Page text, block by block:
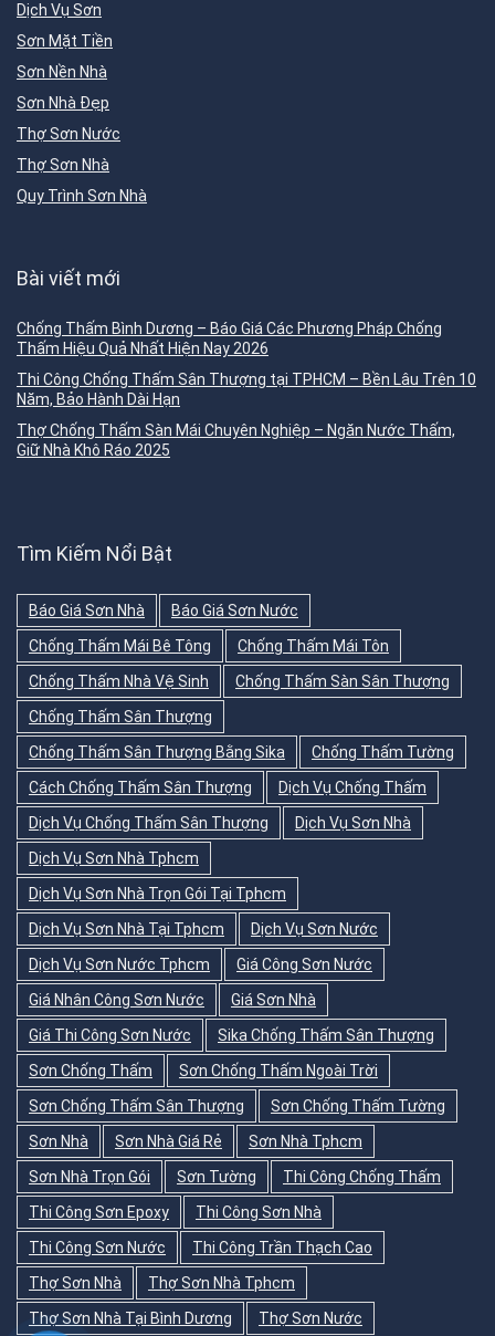
Dịch Vụ Sơn
Sơn Mặt Tiền
Sơn Nền Nhà
Sơn Nhà Đẹp
Thợ Sơn Nước
Thợ Sơn Nhà
Quy Trình Sơn Nhà
Bài viết mới
Chống Thấm Bình Dương – Báo Giá Các Phương Pháp Chống
Thấm Hiệu Quả Nhất Hiện Nay 2026
Thi Công Chống Thấm Sân Thượng tại TPHCM – Bền Lâu Trên 10
Năm, Bảo Hành Dài Hạn
Thợ Chống Thấm Sàn Mái Chuyên Nghiệp – Ngăn Nước Thấm,
Giữ Nhà Khô Ráo 2025
Tìm Kiếm Nổi Bật
Báo Giá Sơn Nhà
Báo Giá Sơn Nước
Chống Thấm Mái Bê Tông
Chống Thấm Mái Tôn
Chống Thấm Nhà Vệ Sinh
Chống Thấm Sàn Sân Thượng
Chống Thấm Sân Thượng
Chống Thấm Sân Thượng Bằng Sika
Chống Thấm Tường
Cách Chống Thấm Sân Thượng
Dịch Vụ Chống Thấm
Dịch Vụ Chống Thấm Sân Thượng
Dịch Vụ Sơn Nhà
Dịch Vụ Sơn Nhà Tphcm
Dịch Vụ Sơn Nhà Trọn Gói Tại Tphcm
Dịch Vụ Sơn Nhà Tại Tphcm
Dịch Vụ Sơn Nước
Dịch Vụ Sơn Nước Tphcm
Giá Công Sơn Nước
Giá Nhân Công Sơn Nước
Giá Sơn Nhà
Giá Thi Công Sơn Nước
Sika Chống Thấm Sân Thượng
Sơn Chống Thấm
Sơn Chống Thấm Ngoài Trời
Sơn Chống Thấm Sân Thượng
Sơn Chống Thấm Tường
Sơn Nhà
Sơn Nhà Giá Rẻ
Sơn Nhà Tphcm
Sơn Nhà Trọn Gói
Sơn Tường
Thi Công Chống Thấm
Thi Công Sơn Epoxy
Thi Công Sơn Nhà
Thi Công Sơn Nước
Thi Công Trần Thạch Cao
Thợ Sơn Nhà
Thợ Sơn Nhà Tphcm
Thợ Sơn Nhà Tại Bình Dương
Thợ Sơn Nước